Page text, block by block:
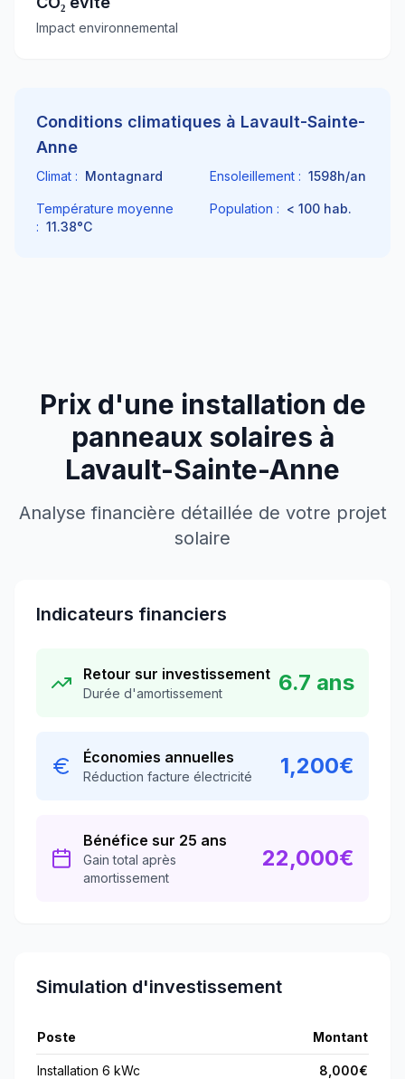
Impact environnemental
Conditions climatiques à Lavault-Sainte-
Anne
Climat : Montagnard Ensoleillement : 1598h/an
Température moyenne
: 11.38°C
Population : < 100 hab.
Prix d'une installation de
panneaux solaires à
Lavault-Sainte-Anne
Analyse financière détaillée de votre projet
solaire
Indicateurs financiers
Retour sur investissement
Durée d'amortissement 6.7 ans
Économies annuelles
Réduction facture électricité 1,200€
Bénéfice sur 25 ans
Gain total après
amortissement
22,000€
Simulation d'investissement
Poste Montant
Installation 6 kWc 8,000€